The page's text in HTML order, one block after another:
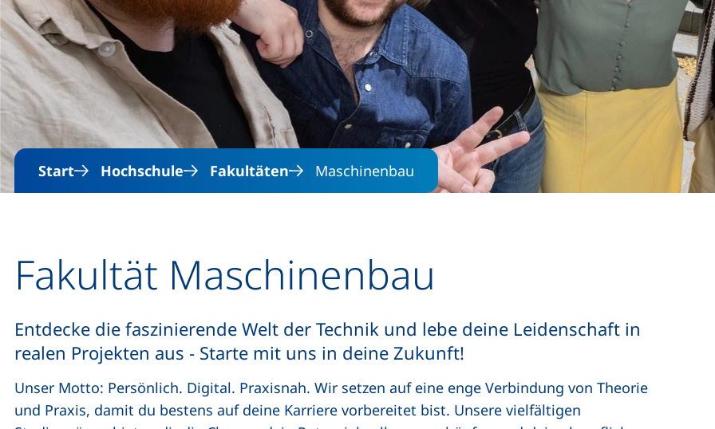
Start
Hochschule Fakultäten Maschinenbau
Fakultät Maschinenbau
Entdecke die faszinierende Welt der Technik und lebe deine Leidenschaft in
realen Projekten aus - Starte mit uns in deine Zukunft!
Unser Motto: Persönlich. Digital. Praxisnah. Wir setzen auf eine enge Verbindung von Theorie
und Praxis, damit du bestens auf deine Karriere vorbereitet bist. Unsere vielfältigen